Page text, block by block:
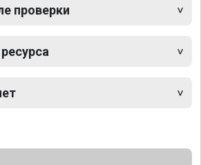
проверки